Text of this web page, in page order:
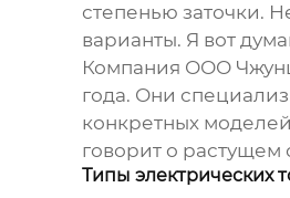
степенью заточки.
варианты. Я вот
Компания ООО
года. Они
конкретных
говорит о растущем
Типы электрических